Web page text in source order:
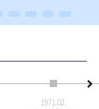
1971.02.